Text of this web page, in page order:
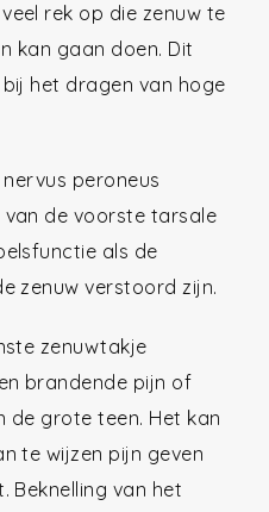
rek op die zenuw te
kan gaan doen. Dit
het dragen van hoge
peroneus
de voorste tarsale
als de
zenuw verstoord zijn.
zenuwtakje
brandende pijn of
de grote teen. Het kan
te wijzen pijn geven
Beknelling van het